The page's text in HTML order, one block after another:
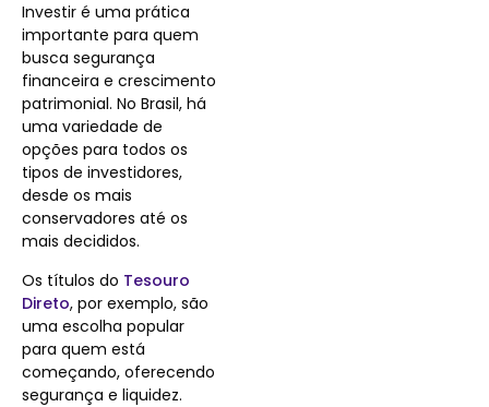
Investir é uma prática
importante para quem
busca segurança
financeira e crescimento
patrimonial. No Brasil, há
uma variedade de
opções para todos os
tipos de investidores,
desde os mais
conservadores até os
mais decididos.
Os títulos do Tesouro
Direto, por exemplo, são
uma escolha popular
para quem está
começando, oferecendo
segurança e liquidez.